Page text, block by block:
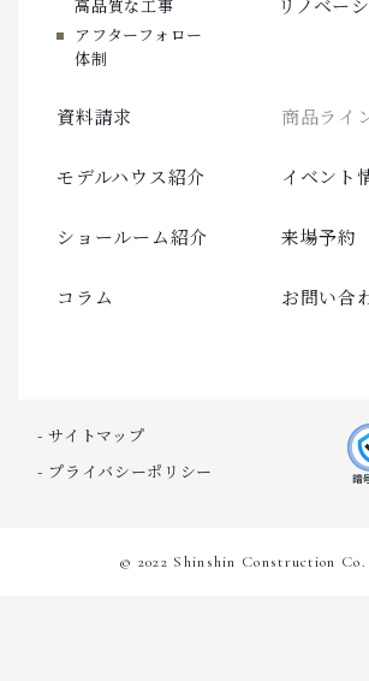
高品質な工事
アフターフォロー
体制
リノベー
資料請求 商品ライ
モデルハウス紹介 イベント
ショールーム紹介 来場予約
コラム お問い合
- サイトマップ
- プライバシーポリシー
© 2022 Shinshin Construction